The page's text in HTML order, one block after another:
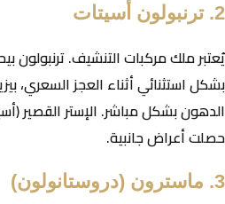
2. ترنبولون أسيتات
يُعتبرملك مركبات التنشيف. ترنبولون
بشكل استثنائي أثناء العجز السعري،
الدهون بشكل مباشر. الإستر القصير
حصلت أعراض جانبية.
3. ماسترون (دروستانولون)